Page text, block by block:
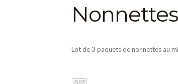
Lot de 3 paquets de nonnettes au